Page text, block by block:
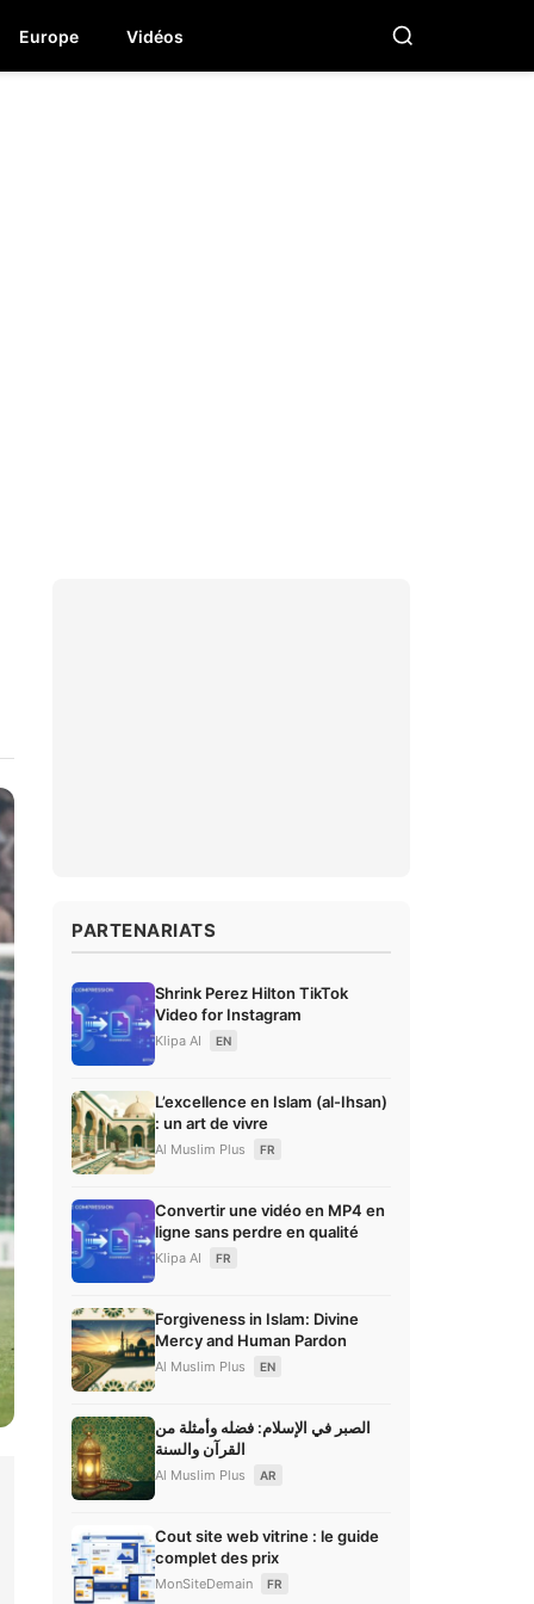
Europe Vidéos
PARTENARIATS
Shrink Perez Hilton TikTok
Video for Instagram
Klipa AI EN
L’excellence en Islam (al-Ihsan)
: un art de vivre
Al Muslim Plus FR
Convertir une vidéo en MP4 en
ligne sans perdre en qualité
Klipa AI FR
Forgiveness in Islam: Divine
Mercy and Human Pardon
Al Muslim Plus EN
الصبر في الإسلام: فضله وأمثلة من
القرآن والسنة
Al Muslim Plus AR
Cout site web vitrine : le guide
complet des prix
MonSiteDemain FR